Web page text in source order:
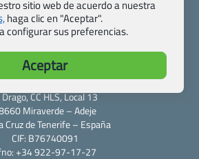
Condiciones generales
y cookies
Transparencia
las páginas – sitemap
Viajes.com
Minute Express S.L.U.
CC HLS, Local 13
Miraverde – Adeje
Cruz de Tenerife – España
CIF: B76740091
+34 922-97-17-27
sitio web de acuerdo a nuestra
haga clic en "Aceptar".
configurar sus preferencias.
Aceptar